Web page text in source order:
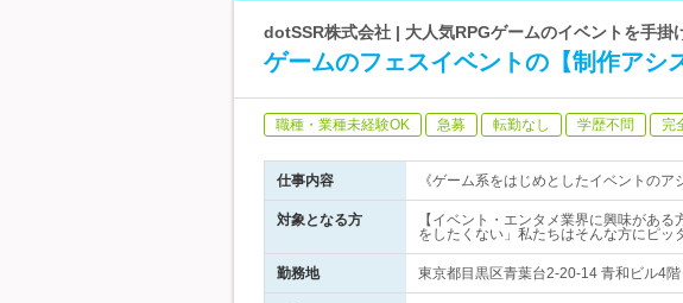
dotSSR株式会社 | 大人気RPGゲームのイベントを手掛
ゲームのフェスイベントの【制作ア
職種・業種未経験OK 急募 転勤なし 学歴不問 完
仕事内容 《ゲーム系をはじめとしたイベントの
対象となる方
【イベント・エンタメ業界に興味があ
をしたくない」私たちはそんな方にピッ
勤務地 東京都目黒区青葉台2-20-14 青和ビル4